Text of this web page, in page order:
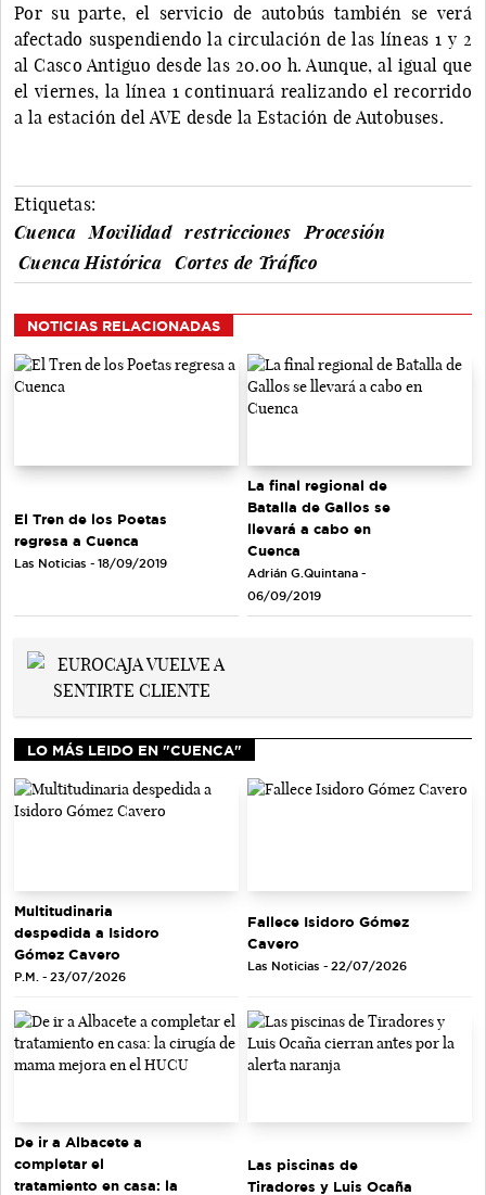
Por su parte, el servicio de autobús también se verá
afectado suspendiendo la circulación de las líneas 1 y 2
al Casco Antiguo desde las 20.00 h. Aunque, al igual que
el viernes, la línea 1 continuará realizando el recorrido
a la estación del AVE desde la Estación de Autobuses.
Etiquetas:
Cuenca
Movilidad restricciones
Procesión
Cuenca Histórica
Cortes de Tráfico
NOTICIAS RELACIONADAS
El Tren de los Poetas
regresa a Cuenca
Las Noticias - 18/09/2019
La final regional de
Batalla de Gallos se
llevará a cabo en
Cuenca
Adrián G.Quintana -
06/09/2019
LO MÁS LEIDO EN "CUENCA"
Multitudinaria
despedida a Isidoro
Gómez Cavero
P.M. - 23/07/2026
Fallece Isidoro Gómez
Cavero
Las Noticias - 22/07/2026
De ir a Albacete a
completar el
tratamiento en casa: la
Las piscinas de
Tiradores y Luis Ocaña